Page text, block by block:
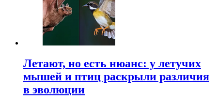
Летают, но есть нюанс: у летучих
мышей и птиц раскрыли различия
в эволюции